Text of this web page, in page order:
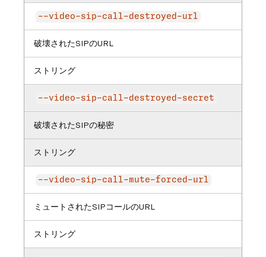
--video-sip-call-destroyed-url
破壊されたSIPのURL
ストリング
--video-sip-call-destroyed-secret
破壊されたSIPの秘密
ストリング
--video-sip-call-mute-forced-url
ミュートされたSIPコールのURL
ストリング